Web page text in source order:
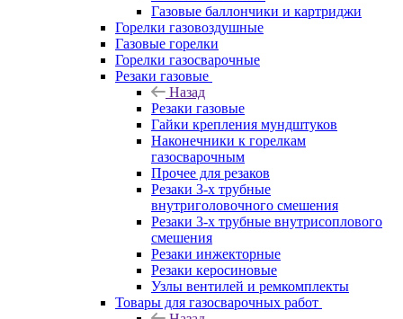
Газовые баллончики и картриджи
Горелки газовоздушные
Газовые горелки
Горелки газосварочные
Резаки газовые
Назад
Резаки газовые
Гайки крепления мундштуков
Наконечники к горелкам
газосварочным
Прочее для резаков
Резаки 3-х трубные
внутриголовочного смешения
Резаки 3-х трубные внутрисоплового
смешения
Резаки инжекторные
Резаки керосиновые
Узлы вентилей и ремкомплекты
Товары для газосварочных работ